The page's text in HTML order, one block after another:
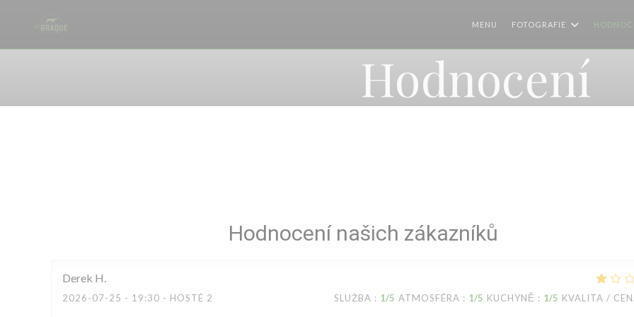
MENU FOTOGRAFIE
Hodnocení
Hodnocení našich zákazníků
Derek H
2026-07-25 - 19:30 - HOSTÉ 2 SLUŽBA : 1/5 ATMOSFÉRA : 1/5 KUCHYNĚ : 1/5 KVALITA /